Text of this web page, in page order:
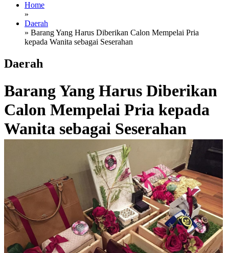
Home
»
Daerah
» Barang Yang Harus Diberikan Calon Mempelai Pria
kepada Wanita sebagai Seserahan
Daerah
Barang Yang Harus Diberikan
Calon Mempelai Pria kepada
Wanita sebagai Seserahan